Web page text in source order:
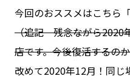
今回のおススメはこちら「
（追記 残念ながら2020
店です。今後復活するの
改めて2020年12月！同じ